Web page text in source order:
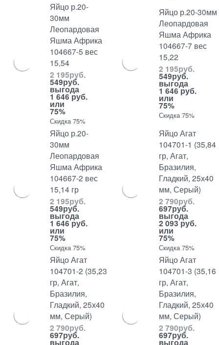
Яйцо р.20-
30мм
Леопардовая
Яшма Африка
104667-5 вес
15,54
2 195руб.
549руб.
выгода
1 646 руб.
или
75%
Скидка 75%
Яйцо р.20-30мм
Леопардовая
Яшма Африка
104667-7 вес
15,22
2 195руб.
549руб.
выгода
1 646 руб.
или
75%
Скидка 75%
Яйцо р.20-
30мм
Леопардовая
Яшма Африка
104667-2 вес
15,14 гр
2 195руб.
549руб.
выгода
1 646 руб.
или
75%
Скидка 75%
Яйцо Агат
104701-1 (35,84
гр, Агат,
Бразилия,
Гладкий, 25х40
мм, Серый)
2 790руб.
697руб.
выгода
2 093 руб.
или
75%
Скидка 75%
Яйцо Агат
104701-2 (35,23
гр, Агат,
Бразилия,
Гладкий, 25х40
мм, Серый)
2 790руб.
697руб.
выгода
Яйцо Агат
104701-3 (35,16
гр, Агат,
Бразилия,
Гладкий, 25х40
мм, Серый)
2 790руб.
697руб.
выгода